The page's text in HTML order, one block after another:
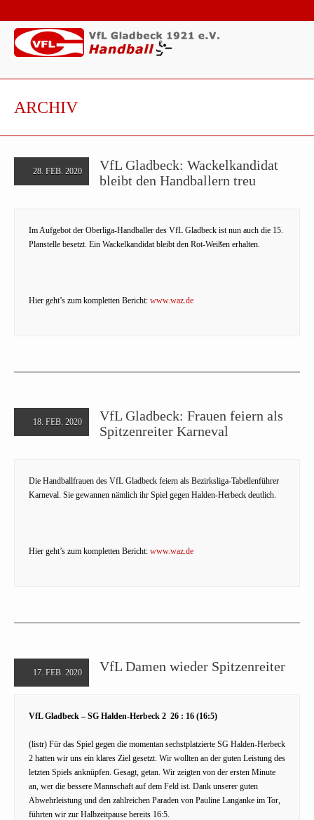
ARCHIV
28. FEB. 2020
VfL Gladbeck: Wackelkandidat
bleibt den Handballern treu
Im Aufgebot der Oberliga-Handballer des VfL Gladbeck ist nun auch die 15.
Planstelle besetzt. Ein Wackelkandidat bleibt den Rot-Weißen erhalten.
Hier geht’s zum kompletten Bericht: www.waz.de
18. FEB. 2020
VfL Gladbeck: Frauen feiern als
Spitzenreiter Karneval
Die Handballfrauen des VfL Gladbeck feiern als Bezirksliga-Tabellenführer
Karneval. Sie gewannen nämlich ihr Spiel gegen Halden-Herbeck deutlich.
Hier geht’s zum kompletten Bericht: www.waz.de
17. FEB. 2020 VfL Damen wieder Spitzenreiter
VfL Gladbeck – SG Halden-Herbeck 2 26 : 16 (16:5)
(listr) Für das Spiel gegen die momentan sechstplatzierte SG Halden-Herbeck
2 hatten wir uns ein klares Ziel gesetzt. Wir wollten an der guten Leistung des
letzten Spiels anknüpfen. Gesagt, getan. Wir zeigten von der ersten Minute
an, wer die bessere Mannschaft auf dem Feld ist. Dank unserer guten
Abwehrleistung und den zahlreichen Paraden von Pauline Langanke im Tor,
führten wir zur Halbzeitpause bereits 16:5.